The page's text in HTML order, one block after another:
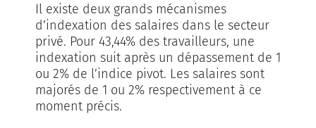
Il existe deux grands mécanismes
d’indexation des salaires dans le secteur
privé. Pour 43,44% des travailleurs, une
indexation suit après un dépassement de 1
ou 2% de l’indice pivot. Les salaires sont
majorés de 1 ou 2% respectivement à ce
moment précis.